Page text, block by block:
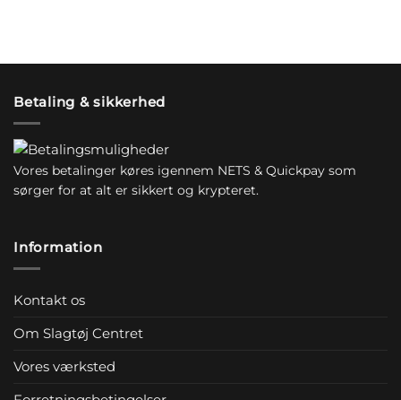
Betaling & sikkerhed
Vores betalinger køres igennem NETS & Quickpay som
sørger for at alt er sikkert og krypteret.
Information
Kontakt os
Om Slagtøj Centret
Vores værksted